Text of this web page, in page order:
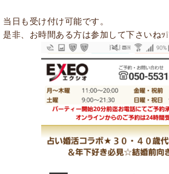
当日も受け付け可能です。
是非、お時間ある方は参加して下さいねｯ❕